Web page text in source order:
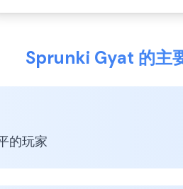
Sprunki Gyat 的主
的玩家